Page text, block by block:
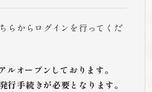
らからログインを行ってくだ
オープンしております。
行手続きが必要となります。